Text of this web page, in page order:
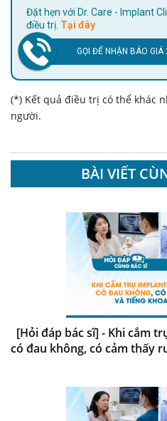
Đặt hẹn với Dr. Care - Implant Clinic để thăm khám, tư vấn và
điều trị. Tại đây
GỌI ĐỂ NHẬN BÁO
(*) Kết quả điều trị có thể khác
người.
BÀI VIẾT
[Hỏi đáp bác sĩ] - Khi cắm
có đau không, có cảm thấy